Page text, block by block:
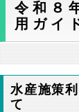
令和８
用ガイ
水産施策
て